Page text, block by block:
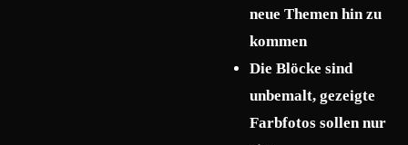
neue Themen hin zu
kommen
Die Blöcke sind
unbemalt, gezeigte
Farbfotos sollen nur